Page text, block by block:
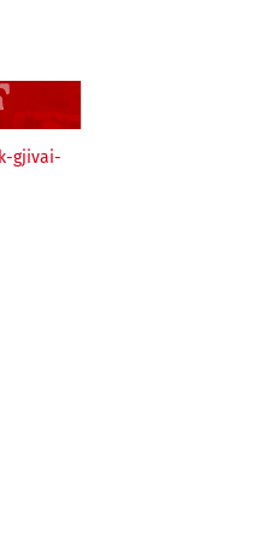
gjivai-